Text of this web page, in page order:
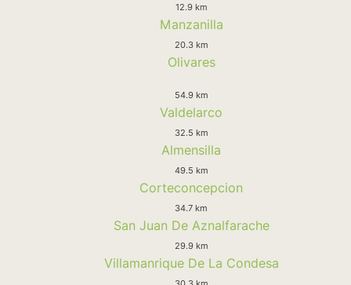
12.9 km
Manzanilla
20.3 km
Olivares
54.9 km
Valdelarco
32.5 km
Almensilla
49.5 km
Corteconcepcion
34.7 km
San Juan De Aznalfarache
29.9 km
Villamanrique De La Condesa